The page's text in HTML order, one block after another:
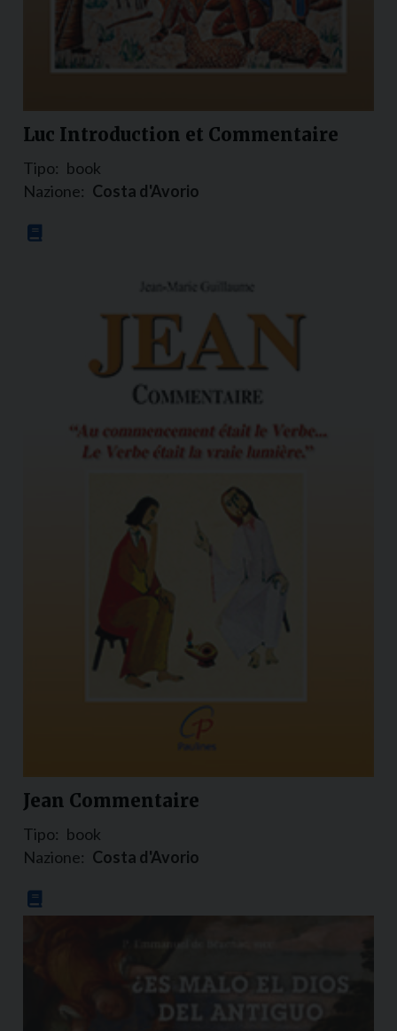
Luc Introduction et Commentaire
Tipo: book
Nazione: Costa d'Avorio
Jean Commentaire
Tipo: book
Nazione: Costa d'Avorio